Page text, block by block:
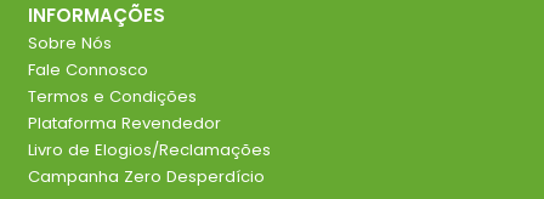
INFORMAÇÕES
Sobre Nós
Fale Connosco
Termos e Condições
Plataforma Revendedor
Livro de Elogios/Reclamações
Campanha Zero Desperdício